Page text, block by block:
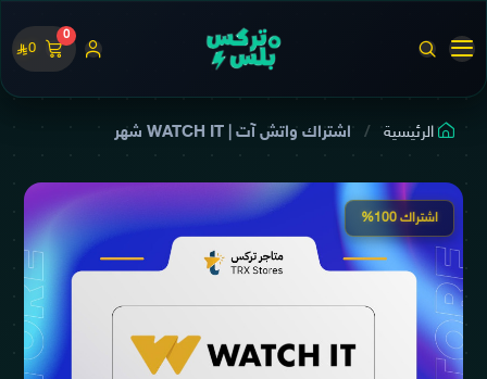
0
0
الرئيسية اشتراك واتش آت | WATCH IT شهر
اشتراك 100%